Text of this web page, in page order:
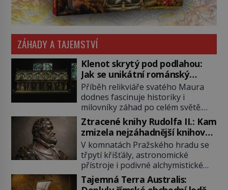
ZÁHADY A TAJEMSTVÍ
Klenot skrytý pod podlahou:
Jak se unikátní románský
poklad dostal do zapadlého
Bečova?
Příběh relikviáře svatého Maura
dodnes fascinuje historiky i
milovníky záhad po celém světě.
Tato románská zlatnická památka
ze 13. století je po českých
korunovačních klenotech druhým
nejcennějším movitým majetkem v
České republice. Přestože byl
klenot v roce 1985 po dramatickém
pátrání kriminalistů úspěšně
Ztracené knihy Rudolfa II.: Kam
zmizela nejzáhadnější knihovna
Evropy?
V komnatách Pražského hradu se
třpytí křišťály, astronomické
přístroje i podivné alchymistické
rukopisy. Císař Rudolf II.
shromažďuje vše, co souvisí s
Tajemná Terra Australis: